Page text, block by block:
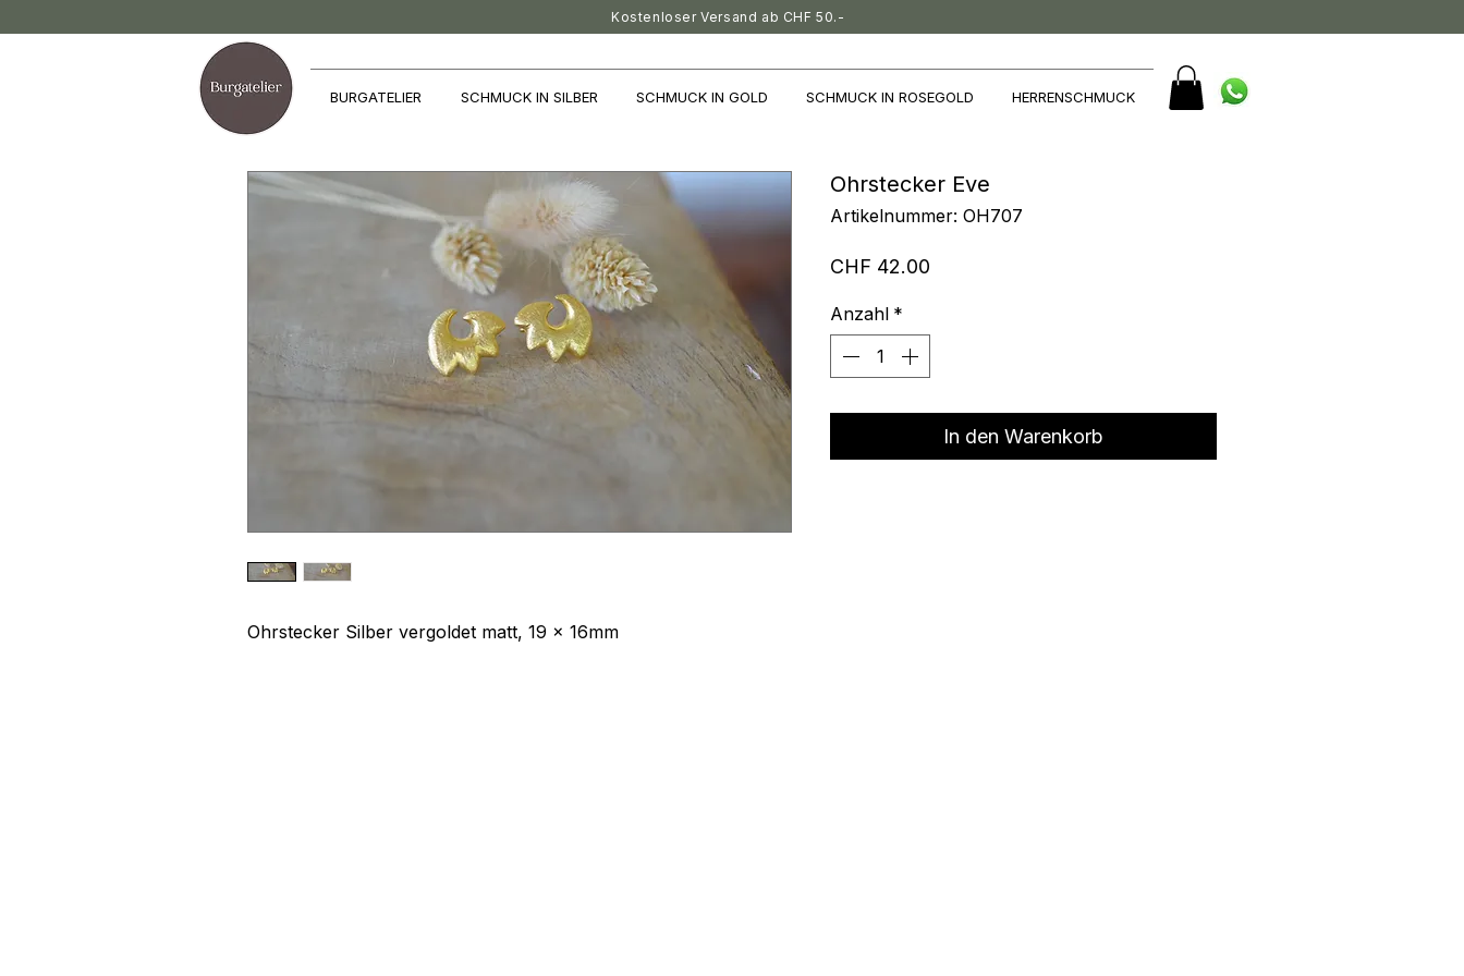
Kostenloser Versand ab CHF 50.-
BURGATELIER SCHMUCK IN SILBER SCHMUCK IN GOLD SCHMUCK IN ROSEGOLD HERRENSCHMUCK
Ohrstecker Silber vergoldet matt, 19 x 16mm
Ohrstecker Eve
Artikelnummer: OH707
CHF 42.00
Anzahl *
In den Warenkorb